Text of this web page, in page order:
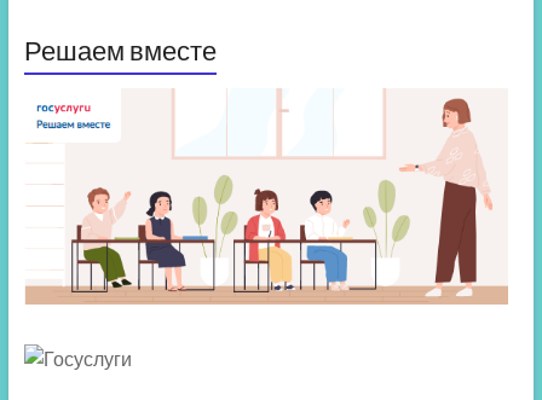
Решаем вместе